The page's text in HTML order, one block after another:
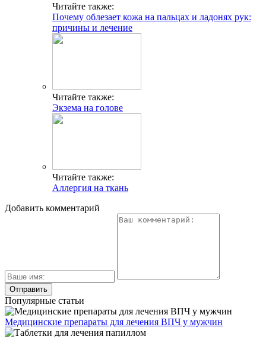
Читайте также:
Почему облезает кожа на пальцах и ладонях рук:
причины и лечение
Читайте также:
Экзема на голове
Читайте также:
Аллергия на ткань
Добавить комментарий
Популярные статьи
Медицинские препараты для лечения ВПЧ у мужчин